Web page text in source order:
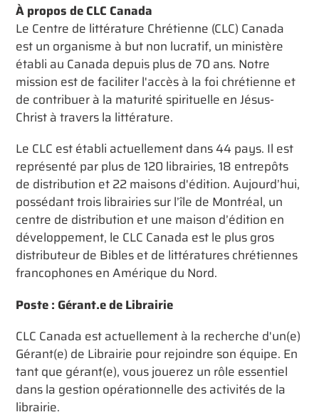
À propos de CLC Canada
Le Centre de littérature Chrétienne (CLC) Canada
est un organisme à but non lucratif, un ministère
établi au Canada depuis plus de 70 ans. Notre
mission est de faciliter l'accès à la foi chrétienne et
de contribuer à la maturité spirituelle en Jésus-
Christ à travers la littérature.
Le CLC est établi actuellement dans 44 pays. Il est
représenté par plus de 120 librairies, 18 entrepôts
de distribution et 22 maisons d'édition. Aujourd’hui,
possédant trois librairies sur l’île de Montréal, un
centre de distribution et une maison d’édition en
développement, le CLC Canada est le plus gros
distributeur de Bibles et de littératures chrétiennes
francophones en Amérique du Nord.
Poste : Gérant.e de Librairie
CLC Canada est actuellement à la recherche d'un(e)
Gérant(e) de Librairie pour rejoindre son équipe. En
tant que gérant(e), vous jouerez un rôle essentiel
dans la gestion opérationnelle des activités de la
librairie.